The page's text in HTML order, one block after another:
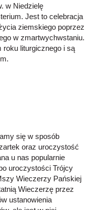
w Niedzielę
Jest to celebracja
ziemskiego poprzez
w zmartwychwstaniu.
roku liturgicznego i są
się w sposób
oraz uroczystość
u nas popularnie
uroczystości Trójcy
Wieczerzy Pańskiej
Wieczerzę przez
ustanowienia